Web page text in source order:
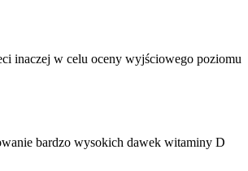
inaczej w celu oceny wyjściowego poziomu
bardzo wysokich dawek witaminy D